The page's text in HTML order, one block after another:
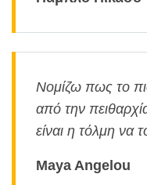
Νομίζω πως το
από την
είναι η τόλμη να
Maya Angelou